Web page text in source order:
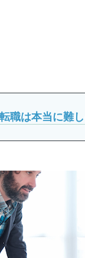
職は本当に難し